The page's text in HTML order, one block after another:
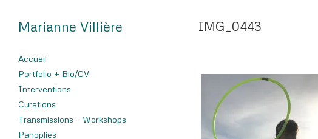
Marianne Villière
Accueil
Portfolio + Bio/CV
Interventions
Curations
Transmissions – Workshops
Panoplies
IMG_0443